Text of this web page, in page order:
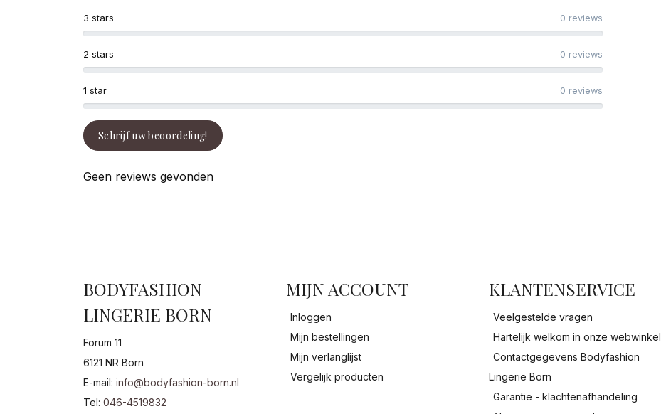
1 star 0 reviews
2 stars 0 reviews
3 stars 0 reviews
Schrijf uw beoordeling!
Geen reviews gevonden
BODYFASHION
LINGERIE BORN
Forum 11
6121 NR Born
E-mail: info@bodyfashion-born.nl
Tel: 046-4519832
MIJN ACCOUNT
Inloggen
Mijn bestellingen
Mijn verlanglijst
Vergelijk producten
KLANTENSERVICE
Veelgestelde vragen
Hartelijk welkom in onze webwinkel
Contactgegevens Bodyfashion
Lingerie Born
Garantie - klachtenafhandeling